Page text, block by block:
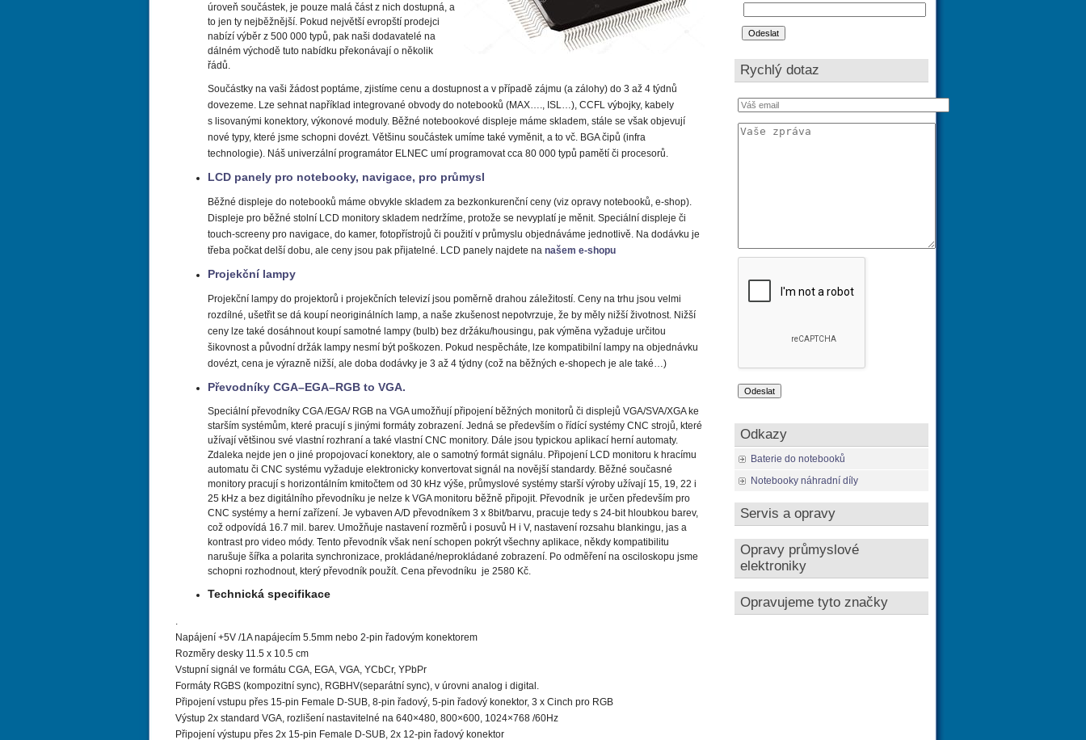
úroveň součástek, je pouze malá část z nich dostupná, a
to jen ty nejběžnější. Pokud největší evropští prodejci
nabízí výběr z 500 000 typů, pak naši dodavatelé na
dálném východě tuto nabídku překonávají o několik
řádů.
Součástky na vaši žádost poptáme, zjistíme cenu a dostupnost a v případě zájmu (a zálohy) do 3 až 4 týdnů
dovezeme. Lze sehnat například integrované obvody do notebooků (MAX…., ISL…), CCFL výbojky, kabely
s lisovanými konektory, výkonové moduly. Běžné notebookové displeje máme skladem, stále se však objevují
nové typy, které jsme schopni dovézt. Většinu součástek umíme také vyměnit, a to vč. BGA čipů (infra
technologie). Náš univerzální programátor ELNEC umí programovat cca 80 000 typů pamětí či procesorů.
LCD panely pro notebooky, navigace, pro průmysl
Běžné displeje do notebooků máme obvykle skladem za bezkonkurenční ceny (viz opravy notebooků, e-shop).
Displeje pro běžné stolní LCD monitory skladem nedržíme, protože se nevyplatí je měnit. Speciální displeje či
touch-screeny pro navigace, do kamer, fotopřístrojů či použití v průmyslu objednáváme jednotlivě. Na dodávku je
třeba počkat delší dobu, ale ceny jsou pak přijatelné. LCD panely najdete na našem e-shopu
Projekční lampy
Projekční lampy do projektorů i projekčních televizí jsou poměrně drahou záležitostí. Ceny na trhu jsou velmi
rozdílné, ušetřit se dá koupí neoriginálních lamp, a naše zkušenost nepotvrzuje, že by měly nižší životnost. Nižší
ceny lze také dosáhnout koupí samotné lampy (bulb) bez držáku/housingu, pak výměna vyžaduje určitou
šikovnost a původní držák lampy nesmí být poškozen. Pokud nespěcháte, lze kompatibilní lampy na objednávku
dovézt, cena je výrazně nižší, ale doba dodávky je 3 až 4 týdny (což na běžných e-shopech je ale také…)
Převodníky CGA–EGA–RGB to VGA.
Speciální převodníky CGA /EGA/ RGB na VGA umožňují připojení běžných monitorů či displejů VGA/SVA/XGA ke
starším systémům, které pracují s jinými formáty zobrazení. Jedná se především o řídící systémy CNC strojů, které
užívají většinou své vlastní rozhraní a také vlastní CNC monitory. Dále jsou typickou aplikací herní automaty.
Zdaleka nejde jen o jiné propojovací konektory, ale o samotný formát signálu. Připojení LCD monitoru k hracímu
automatu či CNC systému vyžaduje elektronicky konvertovat signál na novější standardy. Běžné současné
monitory pracují s horizontálním kmitočtem od 30 kHz výše, průmyslové systémy starší výroby užívají 15, 19, 22 i
25 kHz a bez digitálního převodníku je nelze k VGA monitoru běžně připojit. Převodník je určen především pro
CNC systémy a herní zařízení. Je vybaven A/D převodníkem 3 x 8bit/barvu, pracuje tedy s 24-bit hloubkou barev,
což odpovídá 16.7 mil. barev. Umožňuje nastavení rozměrů i posuvů H i V, nastavení rozsahu blankingu, jas a
kontrast pro video módy. Tento převodník však není schopen pokrýt všechny aplikace, někdy kompatibilitu
narušuje šířka a polarita synchronizace, prokládané/neprokládané zobrazení. Po odměření na osciloskopu jsme
schopni rozhodnout, který převodník použít. Cena převodníku je 2580 Kč.
Technická specifikace
.
Napájení +5V /1A napájecím 5.5mm nebo 2-pin řadovým konektorem
Rozměry desky 11.5 x 10.5 cm
Vstupní signál ve formátu CGA, EGA, VGA, YCbCr, YPbPr
Formáty RGBS (kompozitní sync), RGBHV(separátní sync), v úrovni analog i digital.
Připojení vstupu přes 15-pin Female D-SUB, 8-pin řadový, 5-pin řadový konektor, 3 x Cinch pro RGB
Výstup 2x standard VGA, rozlišení nastavitelné na 640×480, 800×600, 1024×768 /60Hz
Připojení výstupu přes 2x 15-pin Female D-SUB, 2x 12-pin řadový konektor
Rychlý dotaz
Odkazy
Baterie do notebooků
Notebooky náhradní díly
Servis a opravy
Opravy průmyslové
elektroniky
Opravujeme tyto značky